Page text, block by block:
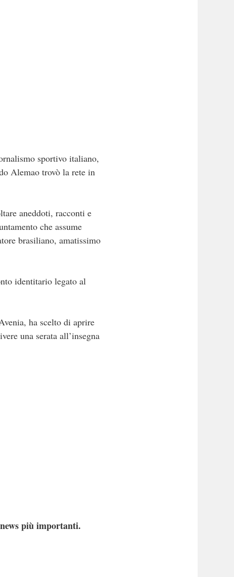
sportivo italiano,
Alemao trovò la rete in
aneddoti, racconti e
che assume
brasiliano, amatissimo
identitario legato al
ha scelto di aprire
una serata all’insegna
più importanti.